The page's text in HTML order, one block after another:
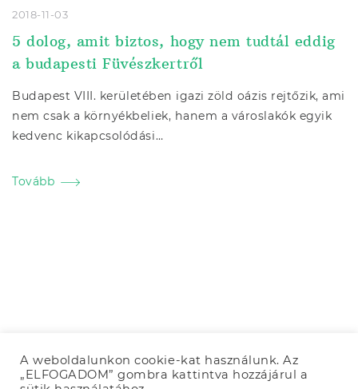
2018-11-03
5 dolog, amit biztos, hogy nem tudtál eddig
a budapesti Füvészkertről
Budapest VIII. kerületében igazi zöld oázis rejtőzik, ami
nem csak a környékbeliek, hanem a városlakók egyik
kedvenc kikapcsolódási…
Tovább
A weboldalunkon cookie-kat használunk. Az
„ELFOGADOM” gombra kattintva hozzájárul a